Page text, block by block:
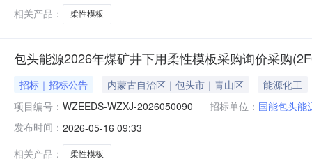
相关产品：
柔性模板
包头能源2026年煤矿井下用柔性模板采购询价采购
招标｜招标公告 内蒙古自治区｜包头市｜青山区
能源化工
项目编号： WZEEDS-WZXJ-2026050090 招标单位： 国能包头能
发布时间： 2026-05-16 09:33
相关产品：
柔性模板